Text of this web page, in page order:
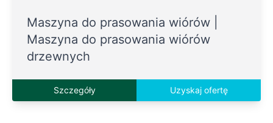
Maszyna do prasowania wiórów |
Maszyna do prasowania wiórów
drzewnych
Szczegóły Uzyskaj ofertę